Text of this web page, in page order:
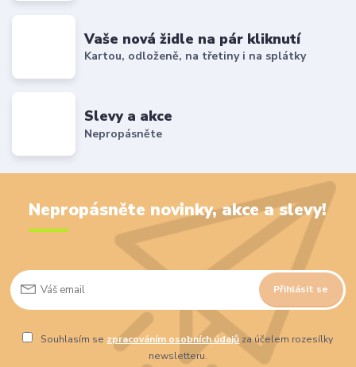
Vaše nová židle na pár kliknutí
Kartou, odloženě, na třetiny i na splátky
Slevy a akce
Nepropásněte
Nepropásněte novinky, akce a slevy!
Přihlásit se
Souhlasím se zpracováním osobních údajů za účelem rozesílky
newsletteru.